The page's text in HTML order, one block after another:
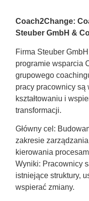
Coach2Change:
Steuber GmbH &
Firma Steuber
programie wsparcia
grupowego
pracy pracownicy są
kształtowaniu i
transformacji.
Główny cel:
zakresie
kierowania
Wyniki: Pracownicy
istniejące struktury,
wspierać zmiany.